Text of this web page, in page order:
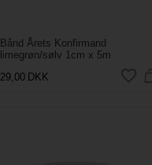
Bånd Årets Konfirmand
limegrøn/sølv 1cm x 5m
29,00 DKK